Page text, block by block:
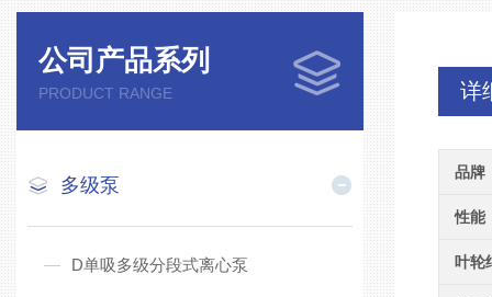
公司产品系列
PRODUCT RANGE
多级泵
D单吸多级分段式离心泵
详
品牌
性能
叶轮